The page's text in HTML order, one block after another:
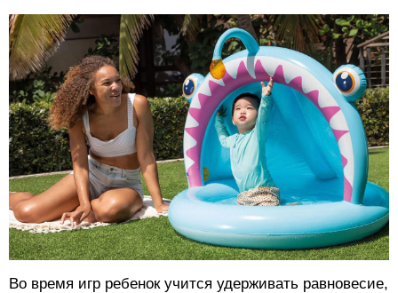
Во время игр ребенок учится удерживать равновесие,